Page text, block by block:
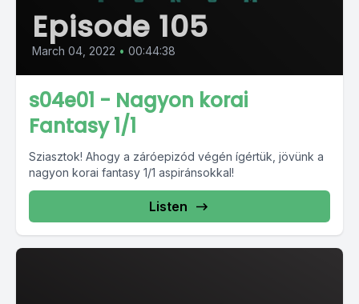
Episode 105
March 04, 2022 • 00:44:38
s04e01 - Nagyon korai
Fantasy 1/1
Sziasztok! Ahogy a záróepizód végén ígértük, jövünk a
nagyon korai fantasy 1/1 aspiránsokkal!
Listen